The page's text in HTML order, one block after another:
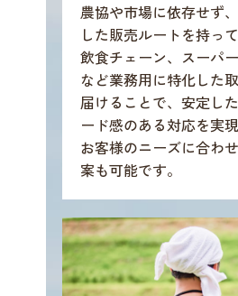
農協や市場に依存せず
した販売ルートを持っ
飲食チェーン、スーパ
など業務用に特化した
届けることで、安定し
ード感のある対応を実現
お客様のニーズに合わ
案も可能です。